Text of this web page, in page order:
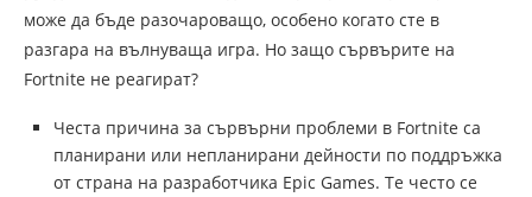
може да бъде разочароващо, особено когато сте в
разгара на вълнуваща игра. Но защо сървърите на
Fortnite не реагират?
Честа причина за сървърни проблеми в Fortnite са
планирани или непланирани дейности по поддръжка
от страна на разработчика Epic Games. Те често се